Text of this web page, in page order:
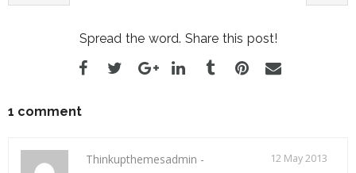
Spread the word. Share this post!
1 comment
Thinkupthemesadmin - 12 May 2013